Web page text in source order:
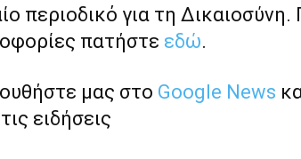
περιοδικό για τη Δικαιοσύνη.
πατήστε εδώ.
μας στο Google News
ειδήσεις